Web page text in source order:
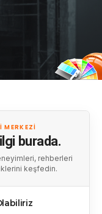
MERKEZI
burada.
rehberleri
keşfedin.